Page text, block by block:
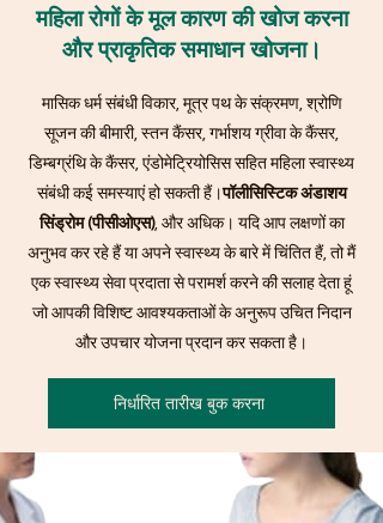
महिला रोगों के मूल कारण की खोज करना
और प्राकृतिक समाधान खोजना।
मासिक धर्म संबंधी विकार, मूत्र पथ के संक्रमण, श्रोणि
सूजन की बीमारी, स्तन कैंसर, गर्भाशय ग्रीवा के कैंसर,
डिम्बग्रंथि के कैंसर, एंडोमेट्रियोसिस सहित महिला स्वास्थ्य
संबंधी कई समस्याएं हो सकती हैं।पॉलीसिस्टिक अंडाशय
सिंड्रोम (पीसीओएस), और अधिक। यदि आप लक्षणों का
अनुभव कर रहे हैं या अपने स्वास्थ्य के बारे में चिंतित हैं, तो मैं
एक स्वास्थ्य सेवा प्रदाता से परामर्श करने की सलाह देता हूं
जो आपकी विशिष्ट आवश्यकताओं के अनुरूप उचित निदान
और उपचार योजना प्रदान कर सकता है।
निर्धारित तारीख बुक करना